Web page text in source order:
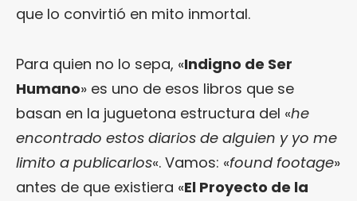
que lo convirtió en mito inmortal.
Para quien no lo sepa, «Indigno de Ser
Humano» es uno de esos libros que se
basan en la juguetona estructura del «he
encontrado estos diarios de alguien y yo me
limito a publicarlos«. Vamos: «found footage»
antes de que existiera «El Proyecto de la